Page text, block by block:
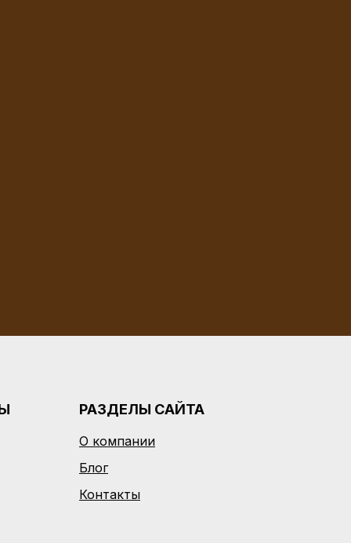
РАЗДЕЛЫ САЙТА
О компании
Блог
Контакты